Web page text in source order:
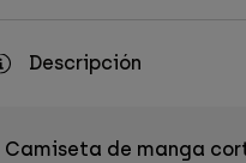
Descripción
Camiseta de manga